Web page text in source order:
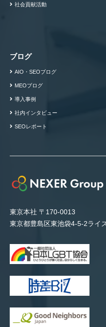
東京本社 〒170-0013
東京都豊島区東池袋4-5-2ライ
社会貢献活動
ブログ
AIO・SEOブログ
MEOブログ
導入事例
社内インタビュー
SEOレポート